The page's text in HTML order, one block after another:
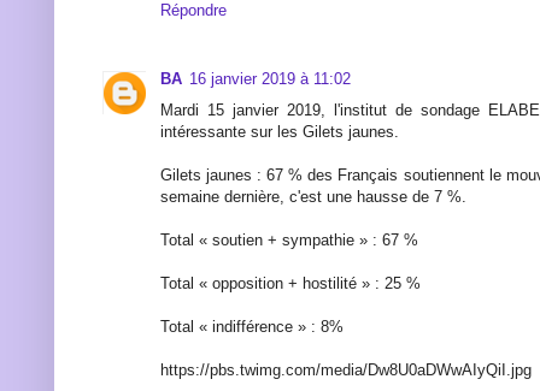
Répondre
BA 16 janvier 2019 à 11:02
Mardi 15 janvier 2019, l'institut de sondage
intéressante sur les Gilets jaunes.
Gilets jaunes : 67 % des Français soutiennent le
semaine dernière, c'est une hausse de 7 %.
Total « soutien + sympathie » : 67 %
Total « opposition + hostilité » : 25 %
Total « indifférence » : 8%
https://pbs.twimg.com/media/Dw8U0aDWwAIyQiI.jpg